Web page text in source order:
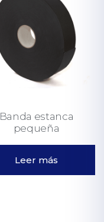
Banda estanca
pequeña
Leer más